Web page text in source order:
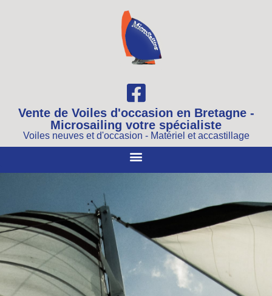
Vente de Voiles d'occasion en Bretagne -
Microsailing votre spécialiste
Voiles neuves et d'occasion - Matériel et accastillage